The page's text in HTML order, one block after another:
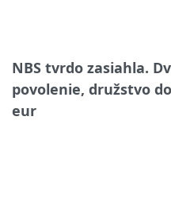
NBS tvrdo zasiahla.
povolenie, družstvo
eur